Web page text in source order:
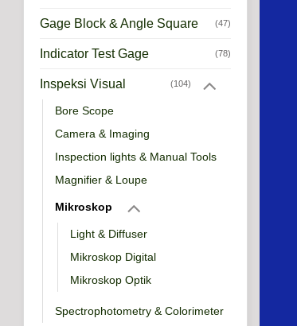
Gage Block & Angle Square (47)
Indicator Test Gage (78)
Inspeksi Visual (104)
Bore Scope
Camera & Imaging
Inspection lights & Manual Tools
Magnifier & Loupe
Mikroskop
Light & Diffuser
Mikroskop Digital
Mikroskop Optik
Spectrophotometry & Colorimeter